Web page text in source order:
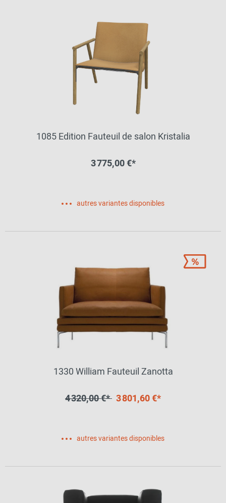
1085 Edition Fauteuil de salon Kristalia
3 775,00 €*
autres variantes disponibles
1330 William Fauteuil Zanotta
4 320,00 €* 3 801,60 €*
autres variantes disponibles